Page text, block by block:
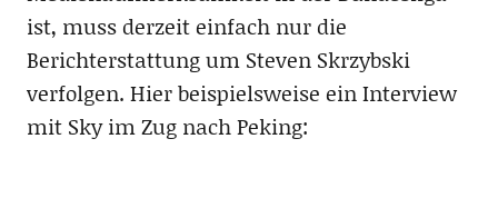
ist, muss derzeit einfach nur die
Berichterstattung um Steven Skrzybski
verfolgen. Hier beispielsweise ein Interview
mit Sky im Zug nach Peking: